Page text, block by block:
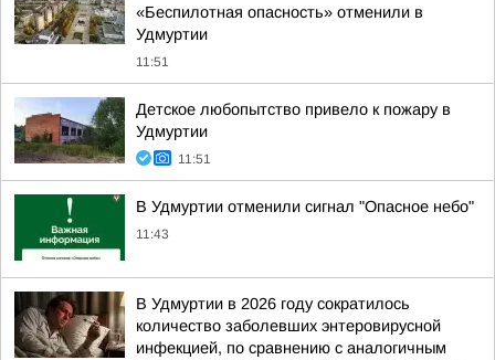
«Беспилотная опасность» отменили в
Удмуртии
11:51
Детское любопытство привело к пожару в
Удмуртии
11:51
В Удмуртии отменили сигнал "Опасное небо"
11:43
В Удмуртии в 2026 году сократилось
количество заболевших энтеровирусной
инфекцией, по сравнению с аналогичным